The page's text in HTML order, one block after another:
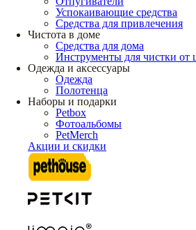
Успокаивающие средства
Средства для привлечения
Чистота в доме
Средства для дома
Инструменты для чистки от
Одежда и аксессуары
Одежда
Полотенца
Наборы и подарки
Petbox
Фотоальбомы
PetMerch
Акции и скидки